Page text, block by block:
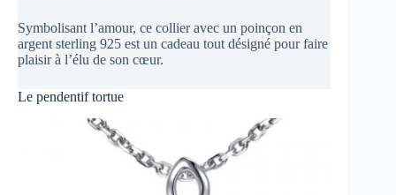
Symbolisant l’amour, ce collier avec un poinçon en
argent sterling 925 est un cadeau tout désigné pour faire
plaisir à l’élu de son cœur.
Le pendentif tortue